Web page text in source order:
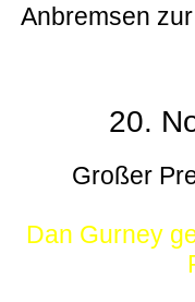
Anbremsen
20.
Großer
Dan Gurney